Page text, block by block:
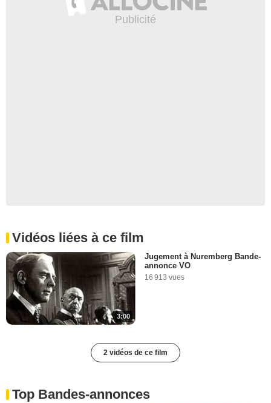
Vidéos liées à ce film
3:00
Jugement à Nuremberg Bande-
annonce VO
16 913 vues
2 vidéos de ce film
Top Bandes-annonces